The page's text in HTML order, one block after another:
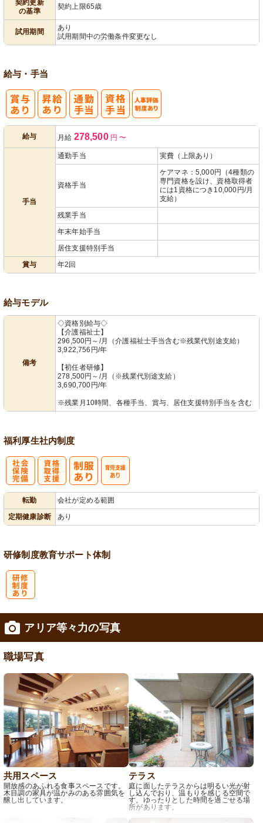
契約更新
の基準
契約上限65歳
試用期間
あり
試用期間中の労働条件変更なし
給与・手当
給与 月給 278,500円〜
手当
通勤手当 実費（上限あり）
資格手当
ケアマネ：5,000円（4種類の
専門資格を設け、資格取得者
には1資格につき10,000円/月
支給）
残業手当
年末年始手当
居住支援特別手当
賞与
年2回
給与モデル
備考
◇資格別給与◇
【介護福祉士】
296,500円～/月（介護福祉士手当含む※残業代別途支給）
3,922,756円/年
【初任者研修】
278,500円～/月（※残業代別途支給）
3,690,700円/年
※残業月10時間、各種手当、賞与、居住支援特別手当を含む
福利厚生社内制度
転勤
会社が定める範囲
定期健康診断
あり
研修制度教育サポート体制
アリア等々力の写真
職場写真
共用スペース
開放感のあふれる食事スペースです。
木目調の家具が温かみのある雰囲気を
醸し出しています。
テラス
庭に面したテラスからは明るい光が射
し込んでおり、温もりを感じる空間で
す。ゆったりとした時間を過ごせる場
所があります。